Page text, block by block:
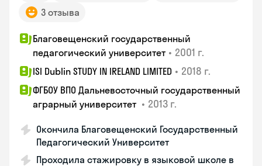
3 отзыва
Благовещенский государственный
педагогический университет • 2001 г.
ISI Dublin STUDY IN IRELAND LIMITED • 2018 г.
ФГБОУ ВПО Дальневосточный государственный
аграрный университет • 2013 г.
Окончила Благовещенский Государственный
Педагогический Университет
Проходила стажировку в языковой школе в